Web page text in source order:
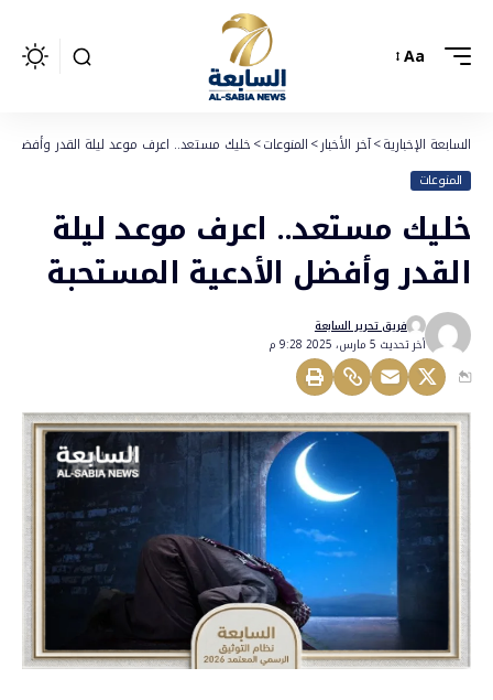
Aa
السابعة الإخبارية>آخر الأخبار>المنوعات>خليك مستعد.. اعرف موعد ليلة القدر وأفضل
المنوعات
خليك مستعد.. اعرف موعد ليلة
القدر وأفضل الأدعية المستحبة
أخر تحديث 5 مارس، 2025 9:28 م
فريق تحرير السابعة